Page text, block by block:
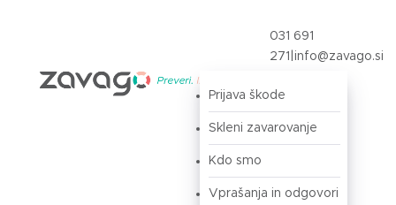
031 691
271 info@zavago.si
Prijava škode
Skleni zavarovanje
Kdo smo
Vprašanja in odgovori